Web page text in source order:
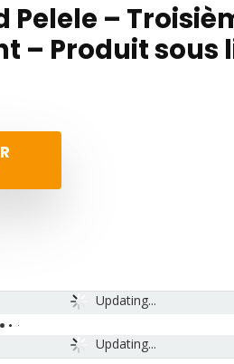
Pelele –
– Produit sous
Updating...
Updating...